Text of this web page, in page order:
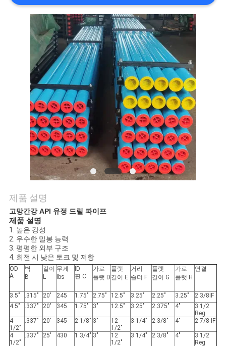
어
연
락
뉴
스
사
건
제품 설명
고망간강 API 유정 드릴 파이프
제품 설명
1. 높은 강성
2. 우수한 밀봉 능력
3. 평평한 외부 구조
4. 회전 시 낮은 토크 및 저항
OD
A
벽
B
길이
L
무게
lbs
ID
핀 C
가로
플랫 D
플랫
길이 E
거리
숄더 F
플랫
길이 G
가로
플랫 H
연결
3.5" .315" 20' 245 1.75" 2.75" 12.5" 3.25" 2.25" 3.25"
2 3/8IF
4.5"
.337" 20' 345 1.75" 3" 12.5" 3.25" 2.375" 4"
3 1/2
Reg
4
1/2"
.337" 20' 345 2 1/8" 3"
12
1/2"
3 1/4" 2 3/8" 4" 2 7/8 IF
4
1/2"
.337" 25' 430 1 3/4" 3"
12
1/2"
3 1/4" 2 3/8" 4"
3 1/2
Reg